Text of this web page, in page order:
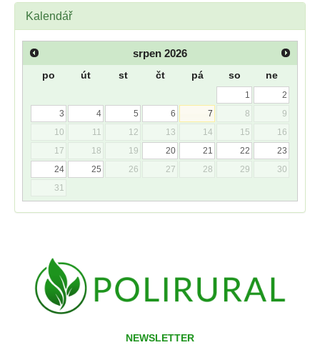
Kalendář
srpen 2026
po út st čt pá so ne
1
2
3
4 5 6 7 8
9
10
11 12 13 14 15
16
17
18 19 20 21 22
23
24
25 26 27 28 29
30
31
NEWSLETTER